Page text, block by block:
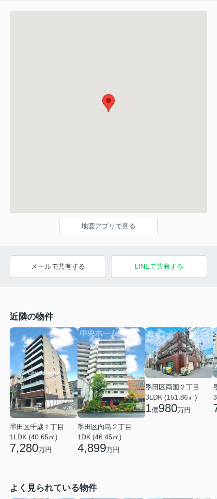
地図アプリで見る
メールで共有する LINEで共有する
近隣の物件
墨田区千歳１丁目
1LDK (40.65㎡)
7,280万円
墨田区向島２丁目
1DK (46.45㎡)
4,899万円
墨田区両国２丁目
3LDK (151.86㎡)
1億980万円
よく見られている物件